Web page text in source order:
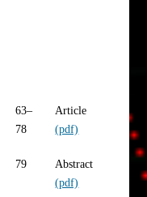
63–
78
79
Article
(pdf)
Abstract
(pdf)